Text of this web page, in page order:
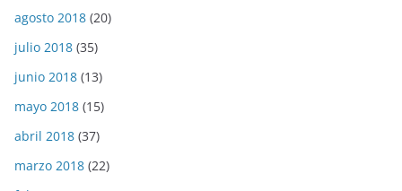
agosto 2018 (20)
julio 2018 (35)
junio 2018 (13)
mayo 2018 (15)
abril 2018 (37)
marzo 2018 (22)